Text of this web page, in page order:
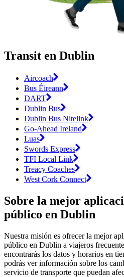
Transit en Dublin
Aircoach
Bus Éireann
DART
Dublin Bus
Dublin Bus Nitelink
Go-Ahead Ireland
Luas
Swords Express
TFI Local Link
Treacy Coaches
West Cork Connect
Sobre la mejor
público en Dublin
Nuestra misión es ofrecer la mejor
público en Dublin a viajeros
encontrarás los datos y horarios en
podrás ver información sobre los
servicio de transporte que puedan